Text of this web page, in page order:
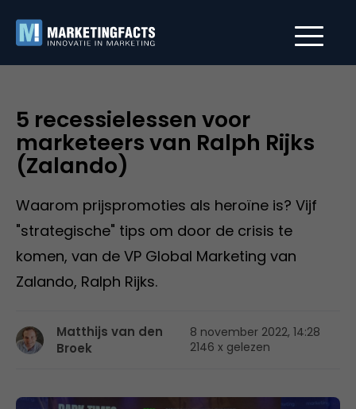
5 recessielessen voor
marketeers van Ralph Rijks
(Zalando)
Waarom prijspromoties als heroïne is? Vijf
"strategische" tips om door de crisis te
komen, van de VP Global Marketing van
Zalando, Ralph Rijks.
Matthijs van den
Broek
8 november 2022, 14:28
2146 x gelezen